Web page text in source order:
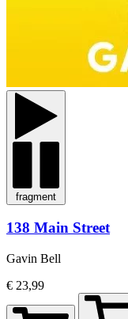
fragment
138 Main Street
Gavin Bell
€ 23,99